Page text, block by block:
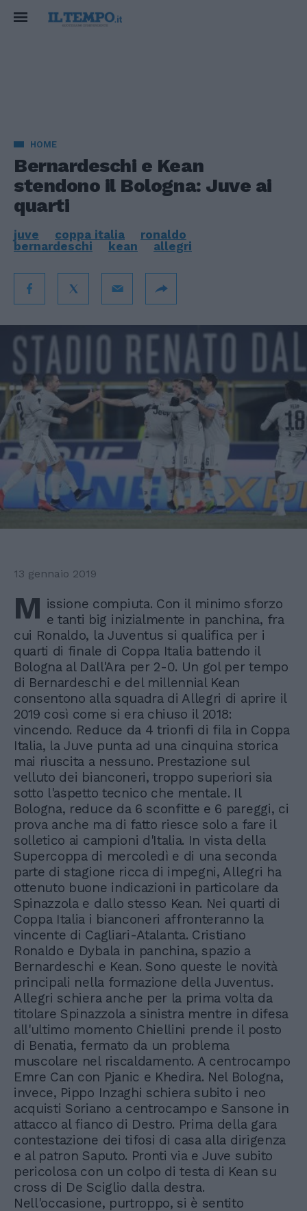
HOME
Bernardeschi e Kean
stendono il Bologna: Juve ai
quarti
juve coppa italia
ronaldo
bernardeschi
kean allegri
13 gennaio 2019
M issione compiuta. Con il minimo sforzo
e tanti big inizialmente in panchina, fra
cui Ronaldo, la Juventus si qualifica per i
quarti di finale di Coppa Italia battendo il
Bologna al Dall'Ara per 2-0. Un gol per tempo
di Bernardeschi e del millennial Kean
consentono alla squadra di Allegri di aprire il
2019 così come si era chiuso il 2018:
vincendo. Reduce da 4 trionfi di fila in Coppa
Italia, la Juve punta ad una cinquina storica
mai riuscita a nessuno. Prestazione sul
velluto dei bianconeri, troppo superiori sia
sotto l'aspetto tecnico che mentale. Il
Bologna, reduce da 6 sconfitte e 6 pareggi, ci
prova anche ma di fatto riesce solo a fare il
solletico ai campioni d'Italia. In vista della
Supercoppa di mercoledì e di una seconda
parte di stagione ricca di impegni, Allegri ha
ottenuto buone indicazioni in particolare da
Spinazzola e dallo stesso Kean. Nei quarti di
Coppa Italia i bianconeri affronteranno la
vincente di Cagliari-Atalanta. Cristiano
Ronaldo e Dybala in panchina, spazio a
Bernardeschi e Kean. Sono queste le novità
principali nella formazione della Juventus.
Allegri schiera anche per la prima volta da
titolare Spinazzola a sinistra mentre in difesa
all'ultimo momento Chiellini prende il posto
di Benatia, fermato da un problema
muscolare nel riscaldamento. A centrocampo
Emre Can con Pjanic e Khedira. Nel Bologna,
invece, Pippo Inzaghi schiera subito i neo
acquisti Soriano a centrocampo e Sansone in
attacco al fianco di Destro. Prima della gara
contestazione dei tifosi di casa alla dirigenza
e al patron Saputo. Pronti via e Juve subito
pericolosa con un colpo di testa di Kean su
cross di De Sciglio dalla destra.
Nell'occasione, purtroppo, si è sentito